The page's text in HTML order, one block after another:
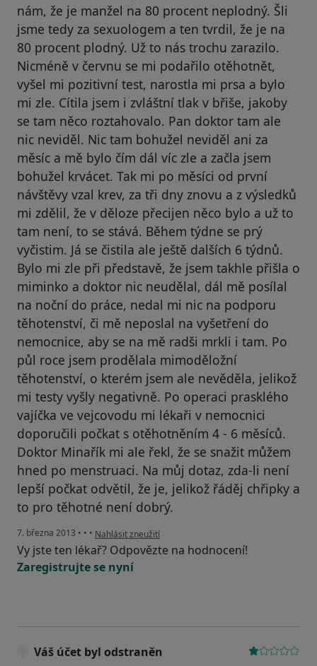
nám, že je manžel na 80 procent neplodný. Šli
jsme tedy za sexuologem a ten tvrdil, že je na
80 procent plodný. Už to nás trochu zarazilo.
Nicméně v červnu se mi podařilo otěhotnět,
vyšel mi pozitivní test, narostla mi prsa a bylo
mi zle. Cítila jsem i zvláštní tlak v břiše, jakoby
se tam něco roztahovalo. Pan doktor tam ale
nic neviděl. Nic tam bohužel neviděl ani za
měsíc a mě bylo čím dál víc zle a začla jsem
bohužel krvácet. Tak mi po měsíci od první
návštěvy vzal krev, za tři dny znovu a z výsledků
mi zdělil, že v děloze přecijen něco bylo a už to
tam není, to se stává. Během týdne se prý
vyčistim. Já se čistila ale ještě dalších 6 týdnů.
Bylo mi zle při představě, že jsem takhle přišla o
miminko a doktor nic neudělal, dál mě posílal
na noční do práce, nedal mi nic na podporu
těhotenství, či mě neposlal na vyšetření do
nemocnice, aby se na mě radši mrkli i tam. Po
půl roce jsem prodělala mimoděložní
těhotenství, o kterém jsem ale nevěděla, jelikož
mi testy vyšly negativně. Po operaci prasklého
vajíčka ve vejcovodu mi lékaři v nemocnici
doporučili počkat s otěhotněním 4 - 6 měsíců.
Doktor Minařík mi ale řekl, že se snažit můžem
hned po menstruaci. Na můj dotaz, zda-li není
lepší počkat odvětil, že je, jelikož řáděj chřipky a
to pro těhotné není dobrý.
7. března 2013 • • • podle názoru uživatele Váš účet byl odstraněn
Nahlásit zneužití
Vy jste ten lékař? Odpovězte na hodnocení!
Zaregistrujte se nyní
Váš účet byl odstraněn